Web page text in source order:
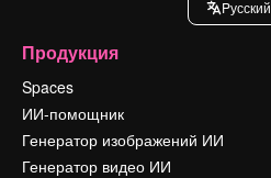
Pусский
Продукция
Spaces
ИИ-помощник
Генератор изображений ИИ
Генератор видео ИИ